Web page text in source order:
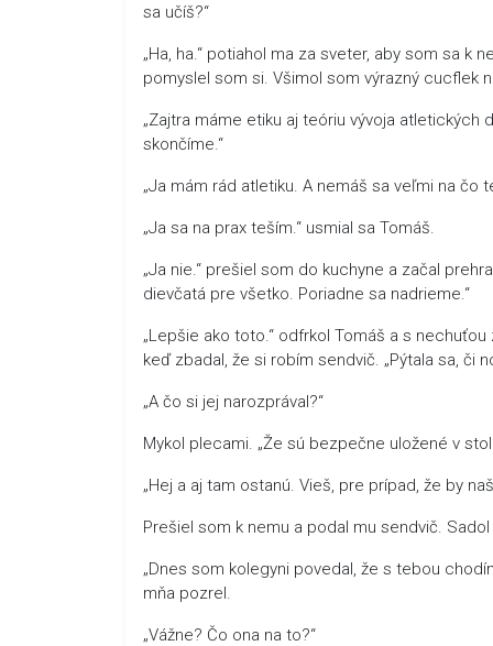
sa učíš?“
„Ha, ha.“ potiahol ma za sveter, aby som sa k
pomyslel som si. Všimol som výrazný cucflek
„Zajtra máme etiku aj teóriu vývoja
skončíme.“
„Ja mám rád atletiku. A nemáš sa veľmi na čo
„Ja sa na prax teším.“ usmial sa Tomáš.
„Ja nie.“ prešiel som do kuchyne a začal
dievčatá pre všetko. Poriadne sa nadrieme.“
„Lepšie ako toto.“ odfrkol Tomáš a s
keď zbadal, že si robím sendvič. „Pýtala sa, či
„A čo si jej narozprával?“
Mykol plecami. „Že sú bezpečne uložené v
„Hej a aj tam ostanú. Vieš, pre prípad, že by
Prešiel som k nemu a podal mu sendvič.
„Dnes som kolegyni povedal, že s tebou
mňa pozrel.
„Vážne? Čo ona na to?“